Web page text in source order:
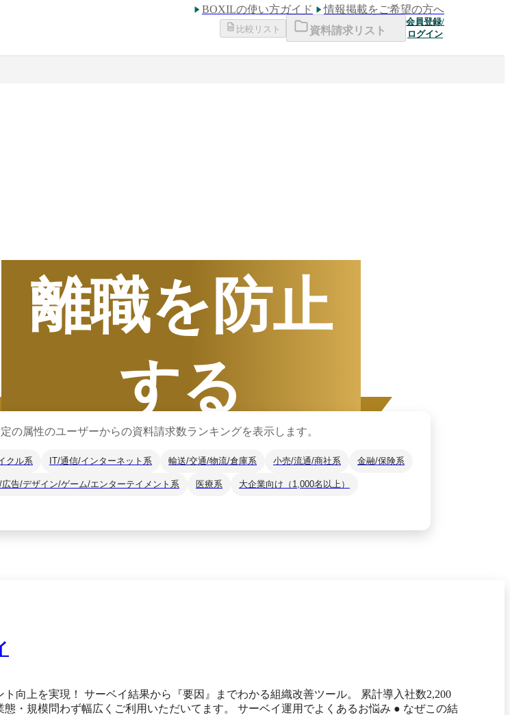
BOXILの使い方ガイド
情報掲載をご希望の方へ
比較リスト 資料請求リスト
会員登録/
ログイン
離職を防止
する
年下半期（7月〜12月）にBOXILユーザーから資料請求されたサービスをもと
の属性のユーザーからの資料請求数ランキングを表示します。
クル系 IT/通信/インターネット系 輸送/交通/物流/倉庫系 小売/流通/商社系 金融/保険系
広告/デザイン/ゲーム/エンターテイメント系 医療系 大企業向け（1,000名以上）
を実現！ サーベイ結果から『要因』までわかる組織改善ツール。 累計導入社数2,200
広くご利用いただいてます。 サーベイ運用でよくあるお悩み ● なぜこの結